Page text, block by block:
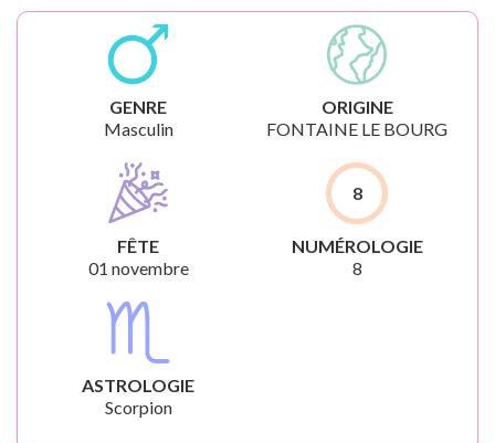
GENRE
Masculin
ORIGINE
FONTAINE LE BOURG
FÊTE
01 novembre
8
NUMÉROLOGIE
8
ASTROLOGIE
Scorpion